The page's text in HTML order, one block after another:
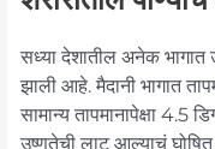
सध्या देशातील अनेक भागात
झाली आहे. मैदानी भागात
सामान्य तापमानापेक्षा 4.5
उष्णतेची लाट आल्याचं